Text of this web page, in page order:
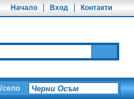
Начало Вход Контакти
село